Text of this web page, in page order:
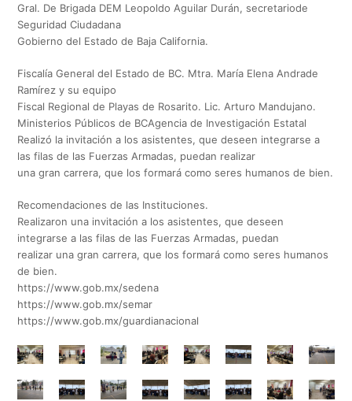
Gral. De Brigada DEM Leopoldo Aguilar Durán, secretariode
Seguridad Ciudadana
Gobierno del Estado de Baja California.
Fiscalía General del Estado de BC. Mtra. María Elena Andrade
Ramírez y su equipo
Fiscal Regional de Playas de Rosarito. Lic. Arturo Mandujano.
Ministerios Públicos de BCAgencia de Investigación Estatal
Realizó la invitación a los asistentes, que deseen integrarse a
las filas de las Fuerzas Armadas, puedan realizar
una gran carrera, que los formará como seres humanos de bien.
Recomendaciones de las Instituciones.
Realizaron una invitación a los asistentes, que deseen
integrarse a las filas de las Fuerzas Armadas, puedan
realizar una gran carrera, que los formará como seres humanos
de bien.
https://www.gob.mx/sedena
https://www.gob.mx/semar
https://www.gob.mx/guardianacional